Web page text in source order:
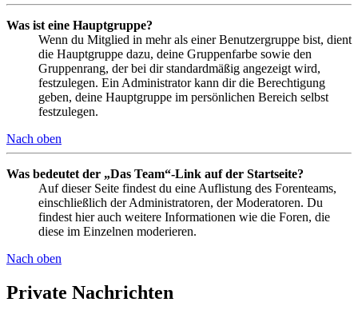
Was ist eine Hauptgruppe?
Wenn du Mitglied in mehr als einer Benutzergruppe bist, dient
die Hauptgruppe dazu, deine Gruppenfarbe sowie den
Gruppenrang, der bei dir standardmäßig angezeigt wird,
festzulegen. Ein Administrator kann dir die Berechtigung
geben, deine Hauptgruppe im persönlichen Bereich selbst
festzulegen.
Nach oben
Was bedeutet der „Das Team“-Link auf der Startseite?
Auf dieser Seite findest du eine Auflistung des Forenteams,
einschließlich der Administratoren, der Moderatoren. Du
findest hier auch weitere Informationen wie die Foren, die
diese im Einzelnen moderieren.
Nach oben
Private Nachrichten